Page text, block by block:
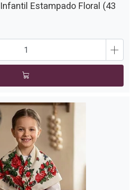
Estampado Floral (43
+